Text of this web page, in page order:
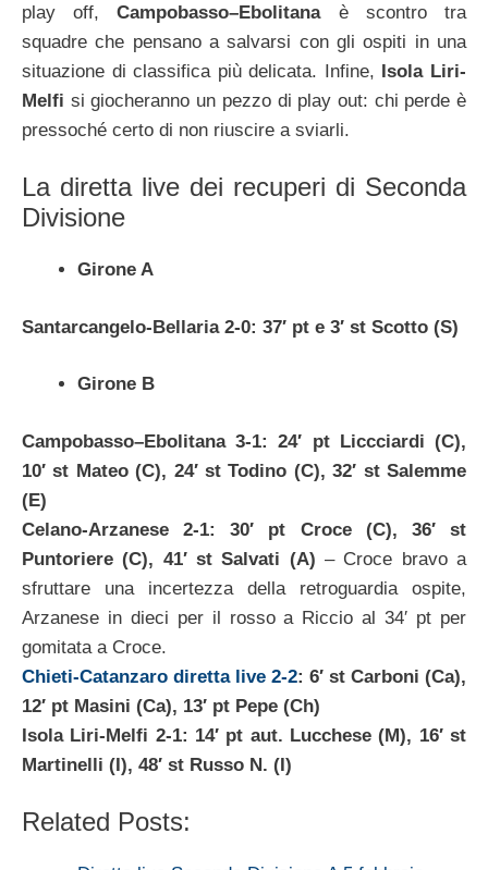
play off,Campobasso–Ebolitanaè scontro tra
squadre che pensano a salvarsi con gli ospiti in una
situazione di classifica più delicata. Infine, Isola Liri-
Melfi si giocheranno un pezzo di play out: chi perde è
pressoché certo di non riuscire a sviarli.
La diretta live dei recuperi di Seconda
Divisione
Girone A
Santarcangelo-Bellaria 2-0: 37′ pt e 3′ st Scotto (S)
Girone B
Campobasso–Ebolitana 3-1: 24′ pt Liccciardi (C),
10′ st Mateo (C), 24′ st Todino (C), 32′ st Salemme
(E)
Celano-Arzanese 2-1: 30′ pt Croce (C), 36′ st
Puntoriere (C), 41′ st Salvati (A) – Croce bravo a
sfruttare una incertezza della retroguardia ospite,
Arzanese in dieci per il rosso a Riccio al 34′ pt per
gomitata a Croce.
Chieti-Catanzaro diretta live 2-2: 6′ st Carboni (Ca),
12′ pt Masini (Ca), 13′ pt Pepe (Ch)
Isola Liri-Melfi 2-1: 14′ pt aut. Lucchese (M), 16′ st
Martinelli (I), 48′ st Russo N. (I)
Related Posts: